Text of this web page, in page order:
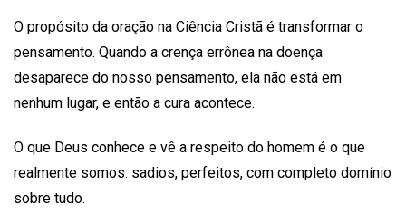
O propósito da oração na Ciência Cristã é transformar o
pensamento. Quando a crença errônea na doença
desaparece do nosso pensamento, ela não está em
nenhum lugar, e então a cura acontece.
O que Deus conhece e vê a respeito do homem é o que
realmente somos: sadios, perfeitos, com completo domínio
sobre tudo.